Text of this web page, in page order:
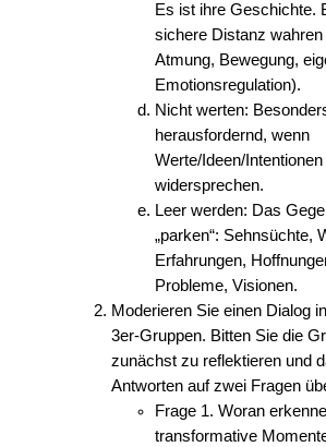
Es ist ihre Geschichte.
sichere Distanz wahren
Atmung, Bewegung,
Emotionsregulation).
Nicht werten:
herausfordernd, wenn
Werte/Ideen/
widersprechen.
Leer werden: Das
„parken“: Sehnsüchte,
Erfahrungen,
Probleme, Visionen.
Moderieren Sie einen Dialog
3er-Gruppen. Bitten Sie die
zunächst zu reflektieren und
Antworten auf zwei Fragen
Frage 1. Woran
transformative